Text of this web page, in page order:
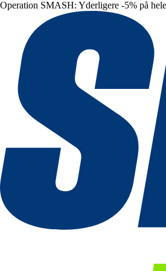
Operation SMASH: Yderligere -5% på